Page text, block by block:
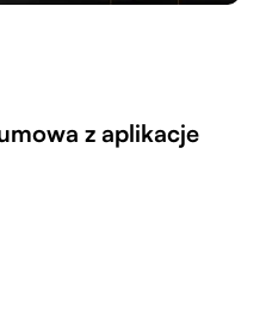
z aplikacje